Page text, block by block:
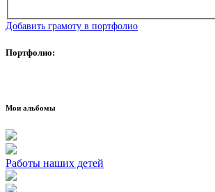
Добавить грамоту в портфолио
Портфолио:
Мои альбомы
Работы наших детей